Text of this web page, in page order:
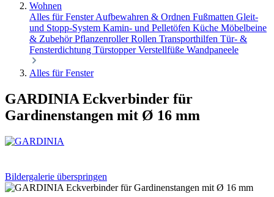
Wohnen
Alles für FensterAufbewahren & Ordnen Fußmatten Gleit-
und Stopp-System Kamin- und Pelletöfen Küche Möbelbeine
& ZubehörPflanzenrollerRollen Transporthilfen Tür- &
Fensterdichtung TürstopperVerstellfüße Wandpaneele
Alles für Fenster
GARDINIA Eckverbinder für
Gardinenstangen mit Ø 16 mm
Bildergalerie überspringen